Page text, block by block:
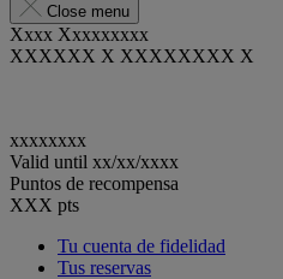
Close menu
Xxxx Xxxxxxxxx
XXXXXX X XXXXXXXX X
xxxxxxxx
Valid until xx/xx/xxxx
Puntos de recompensa
XXX pts
Tu cuenta de fidelidad
Tus reservas